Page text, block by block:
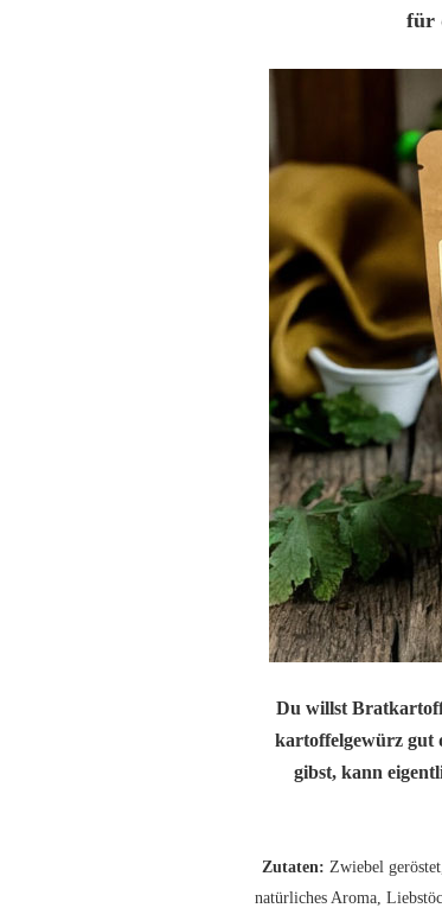
für
Du willst
kartoffelgewürz gut
gibst, kann
Zutaten: Zwiebel
natürliches Aroma,